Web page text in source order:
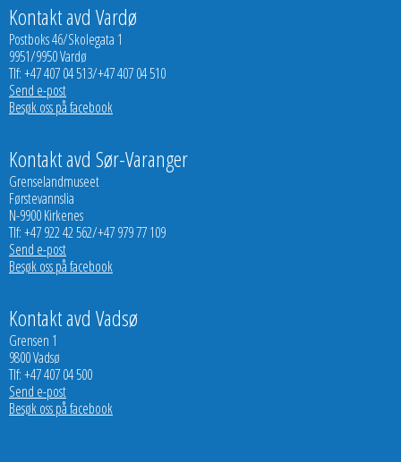
Kontakt avd Vardø
Postboks 46/Skolegata 1
9951/9950 Vardø
Tlf: +47 407 04 513/+47 407 04 510
Send e-post
Besøk oss på facebook
Kontakt avd Sør-Varanger
Grenselandmuseet
Førstevannslia
N-9900 Kirkenes
Tlf: +47 922 42 562/+47 979 77 109
Send e-post
Besøk oss på facebook
Kontakt avd Vadsø
Grensen 1
9800 Vadsø
Tlf: +47 407 04 500
Send e-post
Besøk oss på facebook